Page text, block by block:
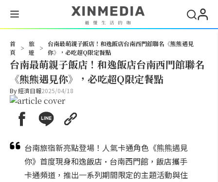
首
頁
>
旅
遊
>
台南最萌親子飯店！和逸飯店台南西門館聯名《熊熊遇見
你》，必吃超Q限定餐點
台南最萌親子飯店！和逸飯店台南西門館聯名
《熊熊遇見你》，必吃超Q限定餐點
By經濟日報2025/04/18
台南旅宿新亮點登場！人氣卡通角色《熊熊遇見
你》首度現身和逸飯店·台南西門館，飯店攜手
卡通頻道，推出一系列期間限定的主題活動與住